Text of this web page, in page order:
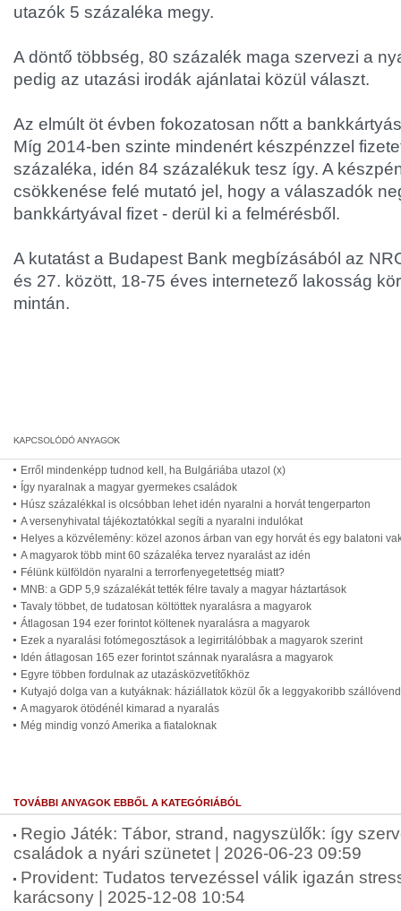
utazók 5 százaléka megy.
A döntő többség, 80 százalék maga szervezi a
pedig az utazási irodák ajánlatai közül választ.
Az elmúlt öt évben fokozatosan nőtt a
Míg 2014-ben szinte mindenért készpénzzel
százaléka, idén 84 százalékuk tesz így. A
csökkenése felé mutató jel, hogy a válaszadók
bankkártyával fizet - derül ki a felmérésből.
A kutatást a Budapest Bank megbízásából az
és 27. között, 18-75 éves internetező lakosság
mintán.
Erről mindenképp tudnod kell, ha Bulgáriába utazol (x)
Így nyaralnak a magyar gyermekes családok
Húsz százalékkal is olcsóbban lehet idén nyaralni a horvát tengerparton
A versenyhivatal tájékoztatókkal segíti a nyaralni indulókat
Helyes a közvélemény: közel azonos árban van egy horvát és egy balatoni
A magyarok több mint 60 százaléka tervez nyaralást az idén
Félünk külföldön nyaralni a terrorfenyegetettség miatt?
MNB: a GDP 5,9 százalékát tették félre tavaly a magyar háztartások
Tavaly többet, de tudatosan költöttek nyaralásra a magyarok
Átlagosan 194 ezer forintot költenek nyaralásra a magyarok
Ezek a nyaralási fotómegosztások a legirritálóbbak a magyarok szerint
Idén átlagosan 165 ezer forintot szánnak nyaralásra a magyarok
Egyre többen fordulnak az utazásközvetítőkhöz
Kutyajó dolga van a kutyáknak: háziállatok közül ők a leggyakoribb
A magyarok ötödénél kimarad a nyaralás
Még mindig vonzó Amerika a fiataloknak
TOVÁBBI ANYAGOK EBBŐL A KATEGÓRIÁBÓL
Regio Játék: Tábor, strand, nagyszülők: így
családok a nyári szünetet | 2026-06-23 09:59
Provident: Tudatos tervezéssel válik igazán
karácsony | 2025-12-08 10:54